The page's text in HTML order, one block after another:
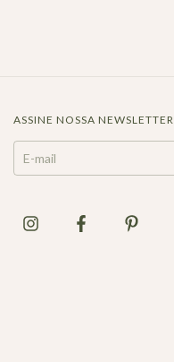
ASSINE NOSSA NEWSLETTER